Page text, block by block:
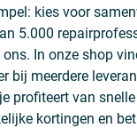
kies voor
5.000
In onze shop
bij meerdere
profiteert van
kortingen en